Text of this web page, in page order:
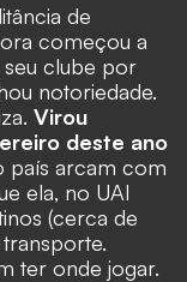
de
começou a
clube por
notoriedade.
Virou
deste ano
país arcam com
ela, no UAI
(cerca de
ter onde jogar.